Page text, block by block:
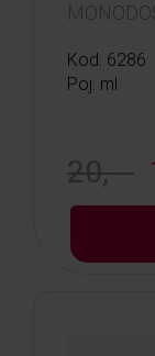
Kod: 6286
Poj: ml
20, -